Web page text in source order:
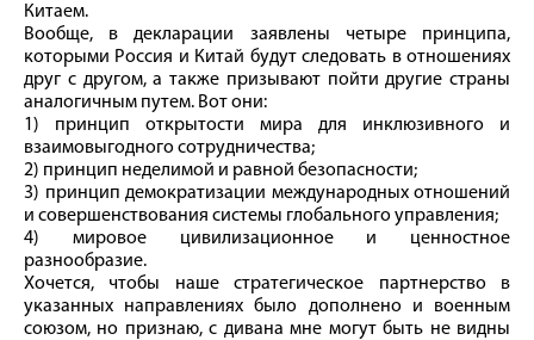
Китаем.
Вообще, в декларации заявлены четыре принципа,
которыми Россия и Китай будут следовать в отношениях
друг с другом, а также призывают пойти другие страны
аналогичным путем. Вот они:
1) принцип открытости мира для инклюзивного и
взаимовыгодного сотрудничества;
2) принцип неделимой и равной безопасности;
3) принцип демократизации международных отношений
и совершенствования системы глобального управления;
4) мировое цивилизационное и ценностное
разнообразие.
Хочется, чтобы наше стратегическое партнерство в
указанных направлениях было дополнено и военным
союзом, но признаю, с дивана мне могут быть не видны